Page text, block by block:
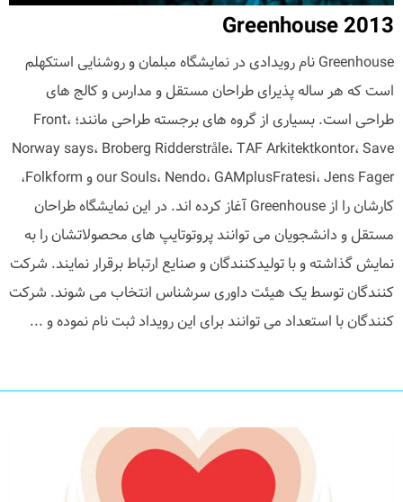
Greenhouse 2013
Greenhouse نام رویدادی در نمایشگاه مبلمان و روشنایی استکهلم
است که هر ساله پذیرای طراحان مستقل و مدارس و کالج های
طراحی است. بسیاری از گروه های برجسته طراحی مانند؛ Front،
Norway says، Broberg Ridderstråle، TAF Arkitektkontor، Save
our Souls، Nendo، GAMplusFratesi، Jens Fager و Folkform،
کارشان را از Greenhouse آغاز کرده اند. در این نمایشگاه طراحان
مستقل و دانشجویان می توانند پروتوتایپ های محصولاتشان را به
نمایش گذاشته و با تولیدکنندگان و صنایع ارتباط برقرار نمایند. شرکت
کنندگان توسط یک هیئت داوری سرشناس انتخاب می شوند. شرکت
کنندگان با استعداد می توانند برای این رویداد ثبت نام نموده و ...